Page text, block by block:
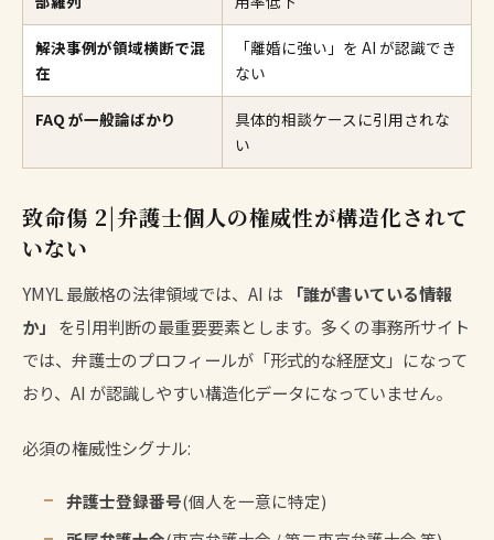
解決事例が領域横断で混
在
「離婚に強い」を AI が認識でき
ない
FAQ が一般論ばかり
具体的相談ケースに引用されな
い
致命傷 2|弁護士個人の権威性が構造化されて
いない
YMYL 最厳格の法律領域では、AI は
「誰が書いている情報
か」 を引用判断の最重要要素とします。多くの事務所サイト
では、弁護士のプロフィールが「形式的な経歴文」になって
おり、AI が認識しやすい構造化データになっていません。
必須の権威性シグナル:
弁護士登録番号(個人を一意に特定)